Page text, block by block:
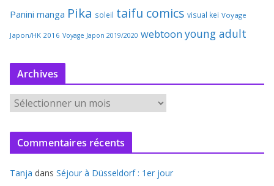
Panini manga Pika soleil taifu comics visual kei Voyage
Japon/HK 2016 Voyage Japon 2019/2020 webtoon young adult
Archives
r
c
v
Commentaires récents
Tanja dans Séjour à Düsseldorf : 1er jour